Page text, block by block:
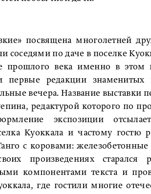
посвящена многолетней
соседями по даче в поселке
века именно в этом
первые редакции знаменитых
вечера. Название выставки
редактурой которого по
экспозиции
Куоккала и частому гостю
с коровами:
произведениях старался
компонентами текста и
где гостили многие